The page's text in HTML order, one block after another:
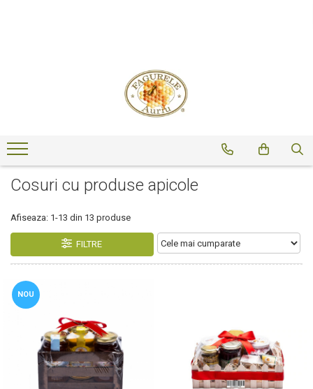
Miere 500g
Miere la Pet
Miere Vrac
Cosuri cu produse apicole
Afiseaza: 1-13 din 13 produse
FILTRE
NOU